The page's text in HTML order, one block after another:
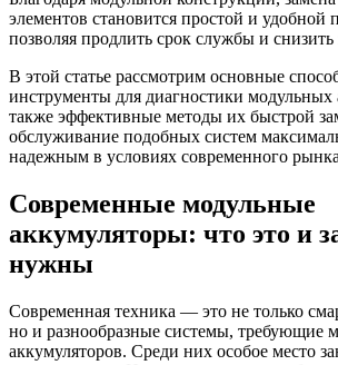
элементов становится простой и удобной
позволяя продлить срок службы и снизить
В этой статье рассмотрим основные
инструменты для диагностики модульных
также эффективные методы их быстрой
обслуживание подобных систем
надежным в условиях современного
Современные модульные
аккумуляторы: что это и
нужны
Современная техника — это не только
но и разнообразные системы,
аккумуляторов. Среди них особое место